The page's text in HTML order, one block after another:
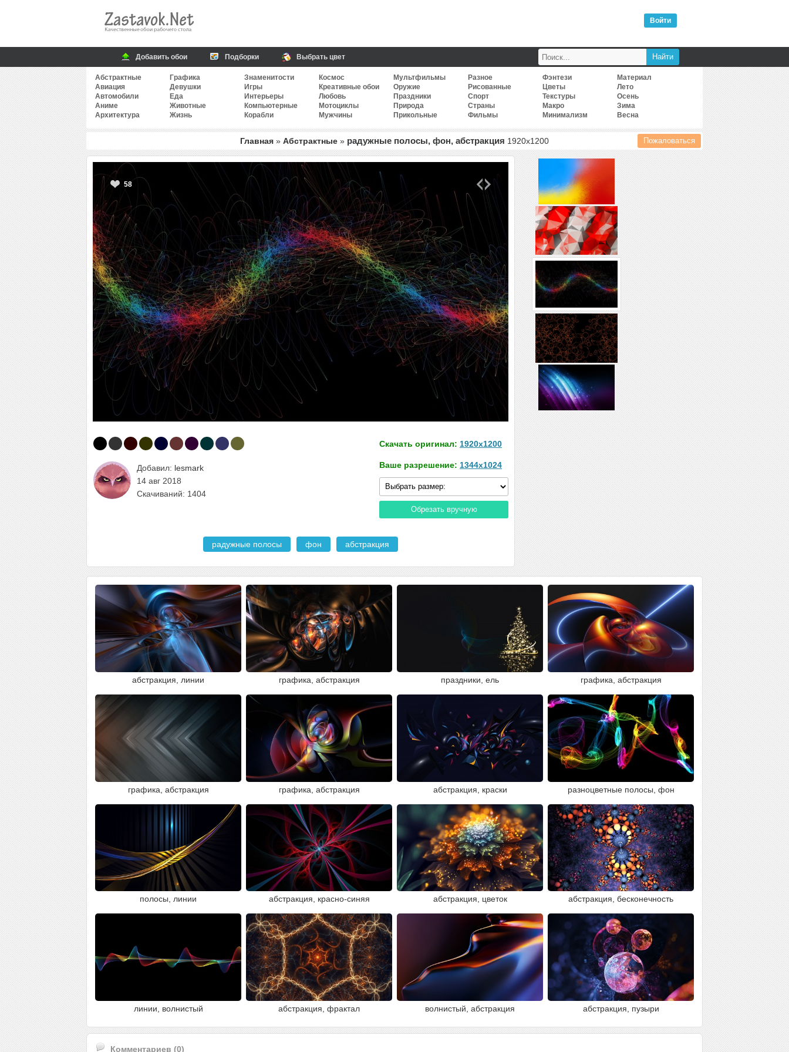
Войти
Добавить обои Подборки Выбрать цвет
Абстрактные
Авиация
Автомобили
Аниме
Архитектура
Графика
Девушки
Еда
Животные
Жизнь
Знаменитости
Игры
Интерьеры
Компьютерные
Корабли
Космос
Креативные обои
Любовь
Мотоциклы
Мужчины
Мультфильмы
Оружие
Праздники
Природа
Прикольные
Разное
Рисованные
Спорт
Страны
Фильмы
Фэнтези
Цветы
Текстуры
Макро
Минимализм
Материал
Лето
Осень
Зима
Весна
Главная » Абстрактные » радужные полосы, фон, абстракция 1920x1200 Пожаловаться
58
Добавил: lesmark
14 авг 2018
Скачиваний: 1404
Скачать оригинал: 1920x1200
Ваше разрешение: 1344x1024
Обрезать вручную
радужные полосы фон абстракция
абстракция, линии графика, абстракция праздники, ель графика, абстракция
графика, абстракция графика, абстракция абстракция, краски разноцветные полосы, фон
полосы, линии абстракция, красно-синяя абстракция, цветок абстракция, бесконечность
линии, волнистый абстракция, фрактал волнистый, абстракция абстракция, пузыри
Комментариев (0)